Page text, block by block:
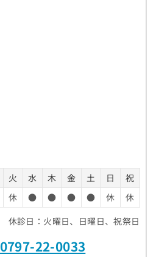
火 水 木 金 土 日
祝
休 ● ● ● ● 休
休
休診日：火曜日、日曜日、祝祭日
0797-22-0033